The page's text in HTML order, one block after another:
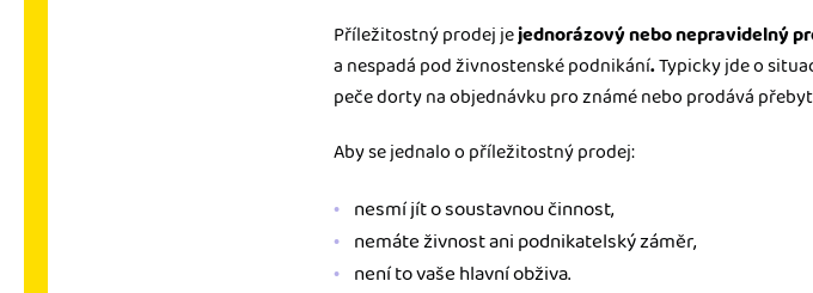
Příležitostný prodej jejednorázový nebo nepravidelný
a nespadá pod živnostenské podnikání.Typicky jde o
peče dorty na objednávku pro známé nebo prodává
Aby se jednalo o příležitostný prodej:
nesmí jít o soustavnou činnost,
nemáte živnost ani podnikatelský záměr,
není to vaše hlavní obživa.